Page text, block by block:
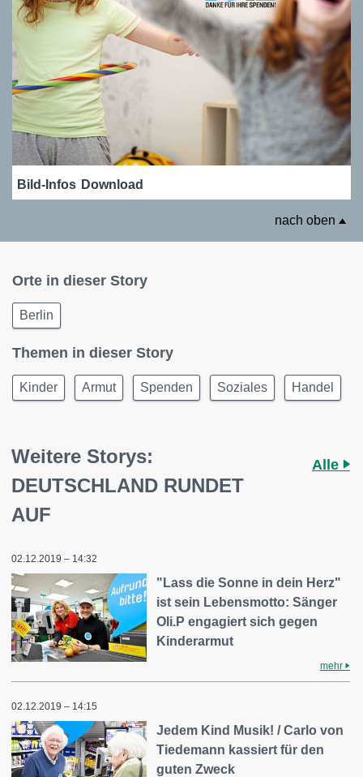
Bild-Infos Download
nach oben
Orte in dieser Story
Berlin
Themen in dieser Story
Kinder Armut Spenden Soziales Handel
Weitere Storys:
DEUTSCHLAND RUNDET
AUF
Alle
02.12.2019 – 14:32
"Lass die Sonne in dein Herz"
ist sein Lebensmotto: Sänger
Oli.P engagiert sich gegen
Kinderarmut
mehr
02.12.2019 – 14:15
Jedem Kind Musik! / Carlo von
Tiedemann kassiert für den
guten Zweck